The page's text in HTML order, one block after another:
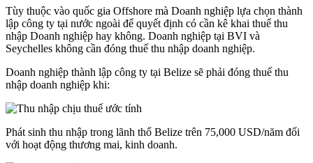
Tùy thuộc vào quốc gia Offshore mà Doanh nghiệp lựa chọn thành
lập công ty tại nước ngoài để quyết định có cần kê khai thuế thu
nhập Doanh nghiệp hay không. Doanh nghiệp tại BVI và
Seychelles không cần đóng thuế thu nhập doanh nghiệp.
Doanh nghiệp thành lập công ty tại Belize sẽ phải đóng thuế thu
nhập doanh nghiệp khi:
Phát sinh thu nhập trong lãnh thổ Belize trên 75,000 USD/năm đối
với hoạt động thương mai, kinh doanh.